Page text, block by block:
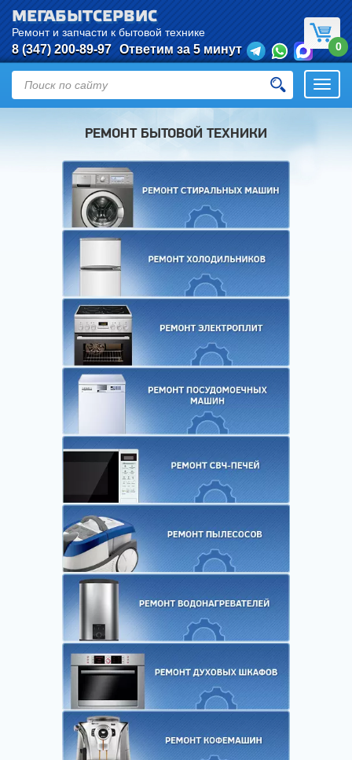
МЕГАБЫТСЕРВИС
Ремонт и запчасти к бытовой технике
8 (347) 200-89-97 Ответим за 5 минут 0
РЕМОНТ БЫТОВОЙ ТЕХНИКИ